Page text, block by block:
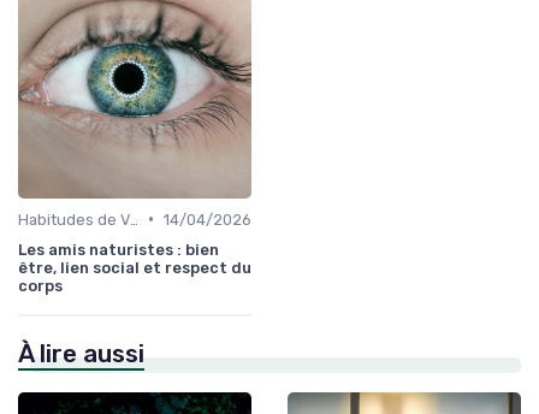
• 14/04/2026
Les amis naturistes : bien
être, lien social et respect du
corps
À lire aussi